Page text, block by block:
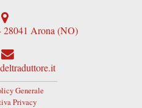
28041 Arona (NO)
Generale
Privacy